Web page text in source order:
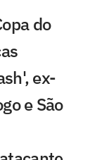
do
ex-
e São